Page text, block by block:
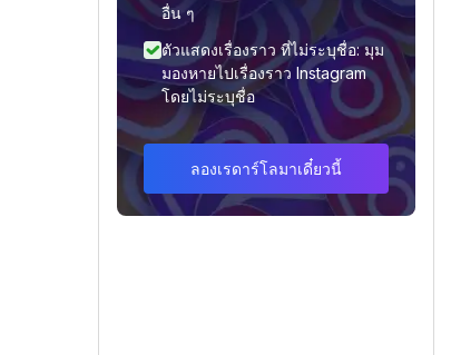
อื่น ๆ
ตัวแสดงเรื่องราว ที่ไม่ระบุชื่อ: มุม
มองหายไปเรื่องราว Instagram
โดยไม่ระบุชื่อ
ลองเรดาร์โลมาเดี๋ยวนี้